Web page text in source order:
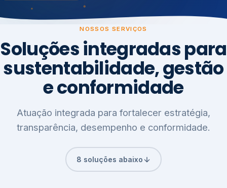
NOSSOS SERVIÇOS
Soluções integradas para
sustentabilidade, gestão
e conformidade
Atuação integrada para fortalecer estratégia,
transparência, desempenho e conformidade.
8 soluções abaixo